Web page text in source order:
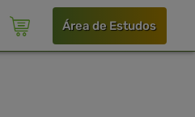
Área de Estudos